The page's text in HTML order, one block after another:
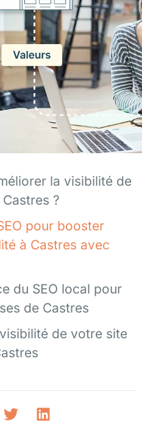
la visibilité de
?
pour booster
à Castres avec
du SEO local pour
de Castres
de votre site